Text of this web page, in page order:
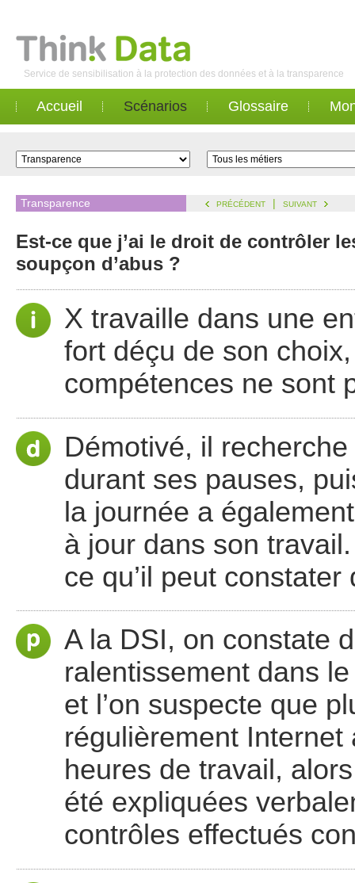
Service de sensibilisation à la protection des données et à la transparence
Accueil Scénarios Glossaire
Transparence PRÉCÉDENT | SUIVANT
Est-ce que j’ai le droit de contrôler
soupçon d’abus ?
X travaille dans une
fort déçu de son
compétences ne sont
Démotivé, il
durant ses pauses,
la journée a
à jour dans son
ce qu’il peut constater
A la DSI, on constate
ralentissement dans
et l’on suspecte que
régulièrement
heures de travail,
été expliquées
contrôles effectués